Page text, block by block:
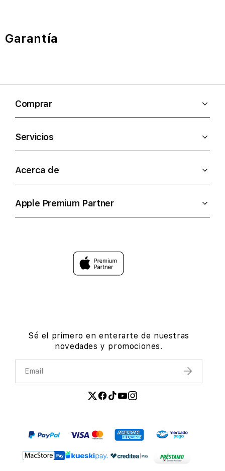
Garantía
Comprar
Servicios
Acerca de
Apple Premium Partner
Sé el primero en enterarte de nuestras
novedades y promociones.
Email